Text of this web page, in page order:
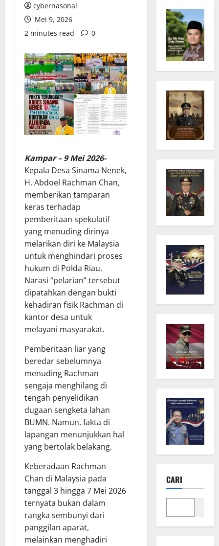
cybernasonal
Mei 9, 2026
2 minutes read
0
Kampar – 9 Mei 2026-
Kepala Desa Sinama Nenek,
H. Abdoel Rachman Chan,
memberikan tamparan
keras terhadap
pemberitaan spekulatif
yang menuding dirinya
melarikan diri ke Malaysia
untuk menghindari proses
hukum di Polda Riau.
Narasi “pelarian” tersebut
dipatahkan dengan bukti
kehadiran fisik Rachman di
kantor desa untuk
melayani masyarakat.
Pemberitaan liar yang
beredar sebelumnya
menuding Rachman
sengaja menghilang di
tengah penyelidikan
dugaan sengketa lahan
BUMN. Namun, fakta di
lapangan menunjukkan hal
yang bertolak belakang.
Keberadaan Rachman
Chan di Malaysia pada
tanggal 3 hingga 7 Mei 2026
ternyata bukan dalam
rangka sembunyi dari
panggilan aparat,
melainkan menghadiri
CARI